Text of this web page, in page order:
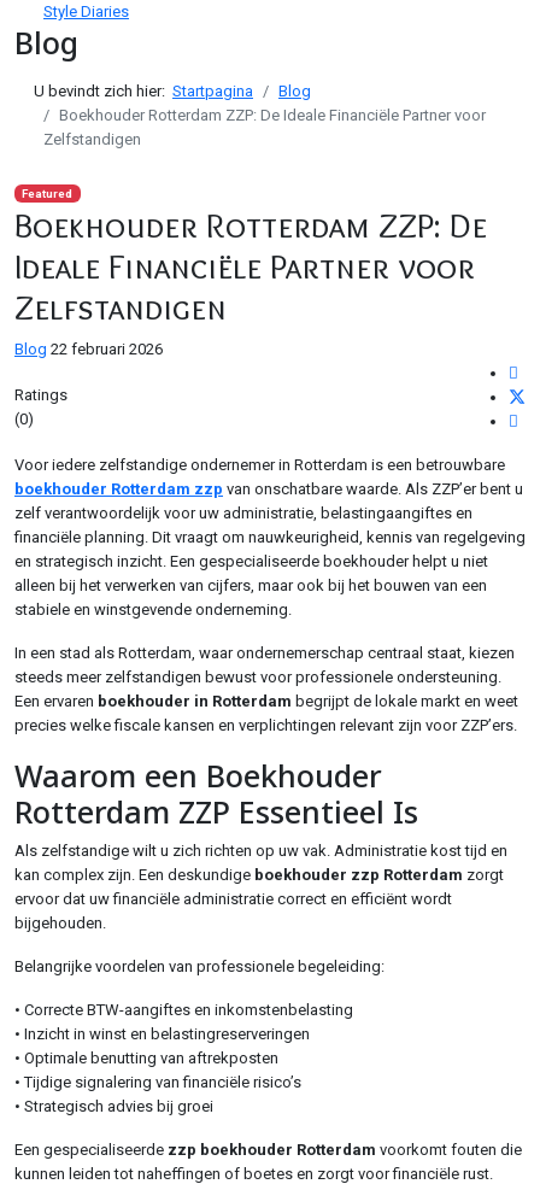
Style Diaries
Blog
U bevindt zich hier: Startpagina
Blog
Boekhouder Rotterdam ZZP: De Ideale Financiële Partner voor
Zelfstandigen
Featured
Boekhouder Rotterdam ZZP: De
Ideale Financiële Partner voor
Zelfstandigen
Blog 22 februari 2026
Ratings
(0)
Voor iedere zelfstandige ondernemer in Rotterdam is een betrouwbare
boekhouder Rotterdam zzp van onschatbare waarde. Als ZZP’er bent u
zelf verantwoordelijk voor uw administratie, belastingaangiftes en
financiële planning. Dit vraagt om nauwkeurigheid, kennis van regelgeving
en strategisch inzicht. Een gespecialiseerde boekhouder helpt u niet
alleen bij het verwerken van cijfers, maar ook bij het bouwen van een
stabiele en winstgevende onderneming.
In een stad als Rotterdam, waar ondernemerschap centraal staat, kiezen
steeds meer zelfstandigen bewust voor professionele ondersteuning.
Een ervaren boekhouder in Rotterdam begrijpt de lokale markt en weet
precies welke fiscale kansen en verplichtingen relevant zijn voor ZZP’ers.
Waarom een Boekhouder
Rotterdam ZZP Essentieel Is
Als zelfstandige wilt u zich richten op uw vak. Administratie kost tijd en
kan complex zijn. Een deskundige boekhouder zzp Rotterdam zorgt
ervoor dat uw financiële administratie correct en efficiënt wordt
bijgehouden.
Belangrijke voordelen van professionele begeleiding:
• Correcte BTW-aangiftes en inkomstenbelasting
• Inzicht in winst en belastingreserveringen
• Optimale benutting van aftrekposten
• Tijdige signalering van financiële risico’s
• Strategisch advies bij groei
Een gespecialiseerde zzp boekhouder Rotterdam voorkomt fouten die
kunnen leiden tot naheffingen of boetes en zorgt voor financiële rust.